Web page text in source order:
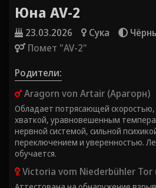
Юна AV-2
23.03.2026 Сука
Помет "AV-2"
Родители:
Aragorn von Artair (Арагорн)
Обладает потрясающей скоростью,
хваткой, уравновешенным
нервной системой, сильной
переключением и уверенностью.
обучается.
Victoria vom Niederbühler Tor